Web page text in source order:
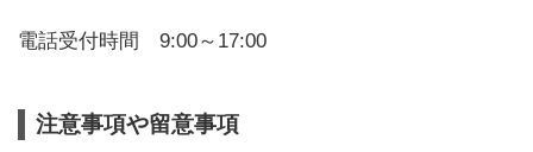
電話受付時間 9:00～17:00
注意事項や留意事項